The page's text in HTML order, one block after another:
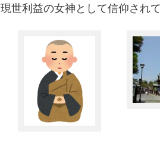
現世利益の女神として信仰され